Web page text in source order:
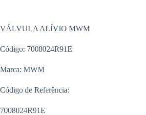
VÁLVULA ALÍVIO MWM
Código: 7008024R91E
Marca: MWM
Código de Referência:
7008024R91E